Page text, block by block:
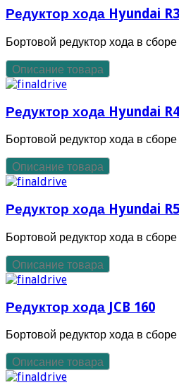
Редуктор хода Hyundai
Бортовой редуктор хода в сборе
Описание товара
Редуктор хода Hyundai
Бортовой редуктор хода в сборе
Описание товара
Редуктор хода Hyundai
Бортовой редуктор хода в сборе
Описание товара
Редуктор хода JCB 160
Бортовой редуктор хода в сборе
Описание товара